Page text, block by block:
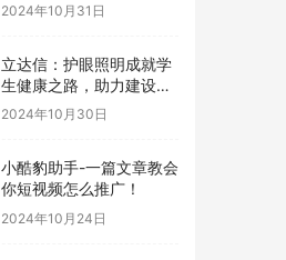
2024年10月31日
立达信：护眼照明成就学
生健康之路，助力建设教
育强国
2024年10月30日
小酷豹助手-一篇文章教会
你短视频怎么推广！
2024年10月24日